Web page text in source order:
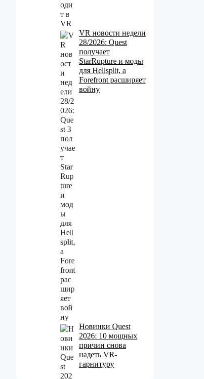
VR новости недели
28/2026: Quest
получает
StarRupture и моды
для Hellsplit, а
Forefront расширяет
войну
Новинки Quest
2026: 10 мощных
причин снова
надеть VR-
гарнитуру